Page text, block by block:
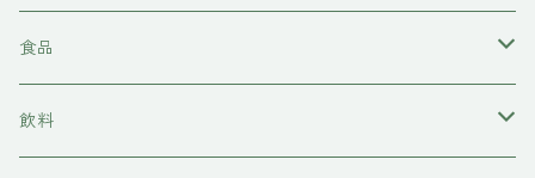
稲見商店
momo farm
洗剤
雑貨
食品
味噌
飲料